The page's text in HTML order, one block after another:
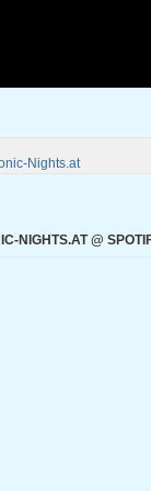
Nights.at
NIGHTS.AT @